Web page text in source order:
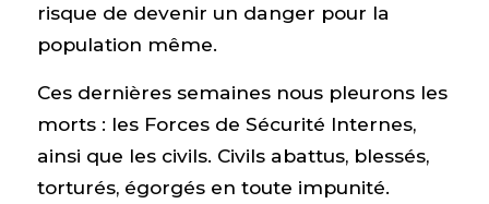
risque de devenir un danger pour la
population même.
Ces dernières semaines nous pleurons les
morts : les Forces de Sécurité Internes,
ainsi que les civils. Civils abattus, blessés,
torturés, égorgés en toute impunité.